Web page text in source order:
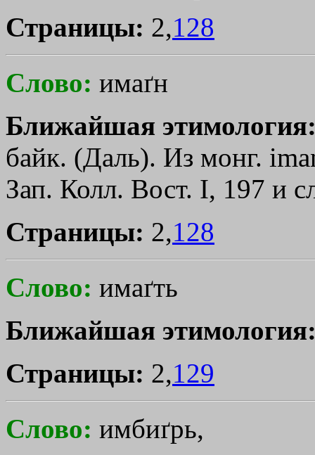
Страницы: 2,128
Слово: имаґн
Ближайшая
байк. (Даль). Из монг.
Зап. Колл. Вост. I, 197 и
Страницы: 2,128
Слово: имаґть
Ближайшая
Страницы: 2,129
Слово: имбиґрь,